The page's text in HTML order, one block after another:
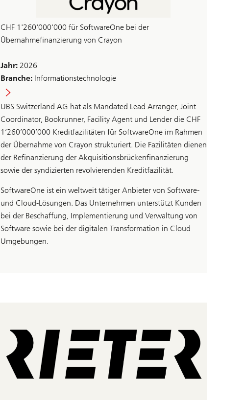
CHF 1'260'000'000 für SoftwareOne bei der
Übernahmefinanzierung von Crayon
Jahr:2026
Branche:Informationstechnologie
UBS Switzerland AG hat als Mandated Lead Arranger, Joint
Coordinator, Bookrunner, Facility Agent und Lender die CHF
1’260’000’000 Kreditfazilitäten für SoftwareOne im Rahmen
der Übernahme von Crayon strukturiert. Die Fazilitäten dienen
der Refinanzierung der Akquisitionsbrückenfinanzierung
sowie der syndizierten revolvierenden Kreditfazilität.
SoftwareOne ist ein weltweit tätiger Anbieter von Software-
und Cloud-Lösungen. Das Unternehmen unterstützt Kunden
bei der Beschaffung, Implementierung und Verwaltung von
Software sowie bei der digitalen Transformation in Cloud
Umgebungen.